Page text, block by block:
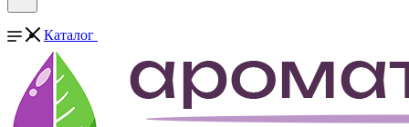
Каталог